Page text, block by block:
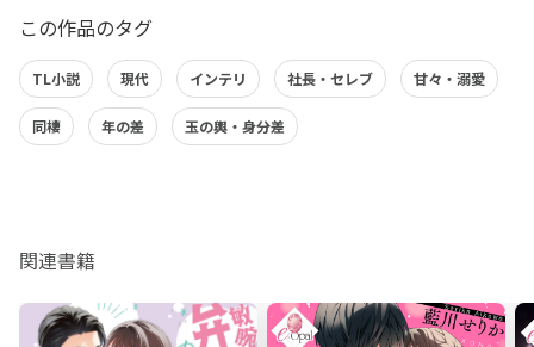
この作品のタグ
TL小説 現代 インテリ 社長・セレブ 甘々・溺愛
同棲 年の差 玉の輿・身分差
関連書籍